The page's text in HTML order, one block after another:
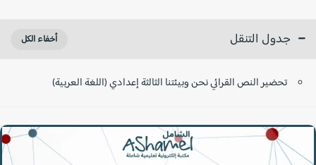
جدول التنقل
تحضير النص القرائي نحن وبيئتنا الثالثة إعدادي (اللغة العربية)